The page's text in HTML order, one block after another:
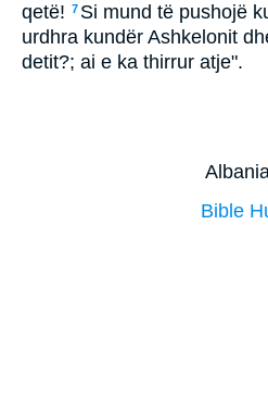
qetë! 7 Si mund të pushojë
urdhra kundër Ashkelonit
detit?; ai e ka thirrur atje".
Bible